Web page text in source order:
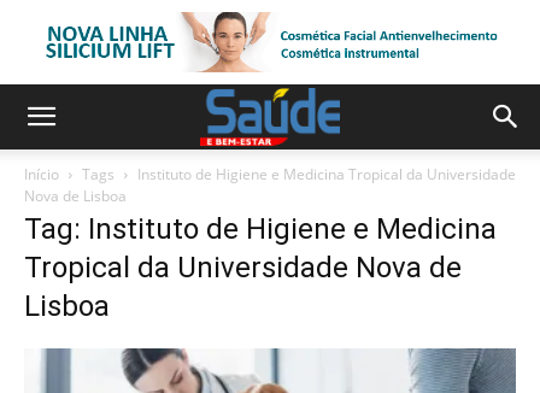
Início Tags
Instituto de Higiene e Medicina Tropical da Universidade
Nova de Lisboa
Tag: Instituto de Higiene e Medicina
Tropical da Universidade Nova de
Lisboa